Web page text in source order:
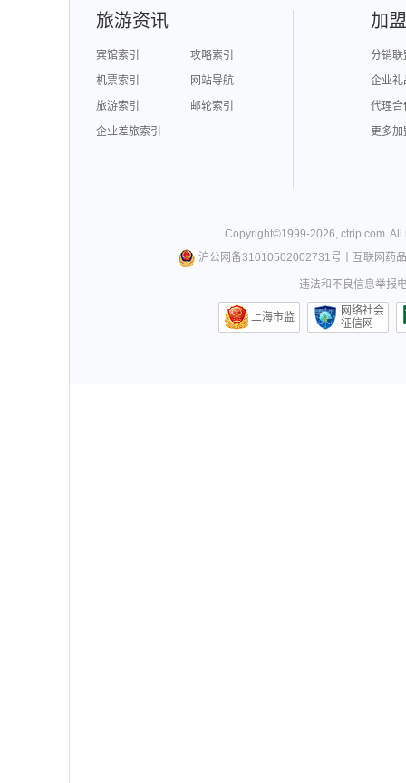
旅游资讯
宾馆索引
攻略索引
机票索引
网站导航
旅游索引
邮轮索引
企业差旅索引
加
分销联
企业礼
代理合
更多
Copyright©1999-2026,ctrip.com.
沪公网备31010502002731号
互联网药
违法和不良信息举报
上海市监
网络社会
征信网